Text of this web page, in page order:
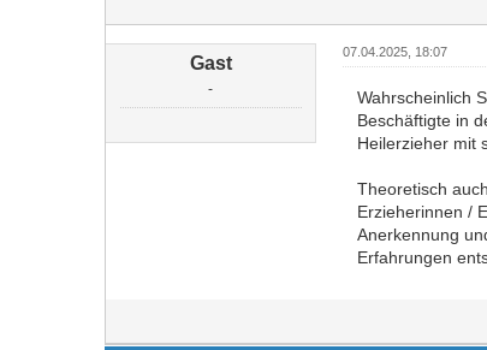
Gast
-
07.04.2025, 18:07
Wahrscheinlich
Beschäftigte in
Heilerzieher mit
Theoretisch
Erzieherinnen /
Anerkennung
Erfahrungen